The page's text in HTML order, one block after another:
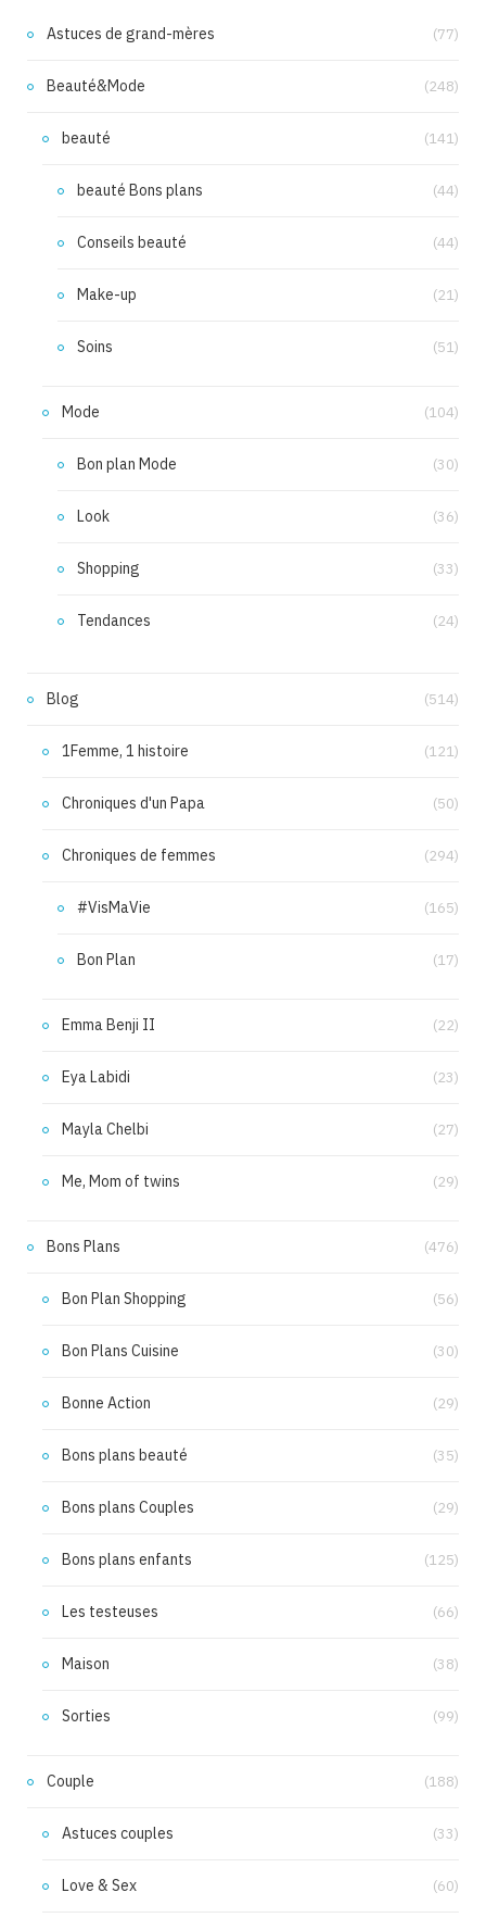
Astuces de grand-mères (77)
Beauté&Mode (248)
beauté (141)
beauté Bons plans (44)
Conseils beauté (44)
Make-up (21)
Soins (51)
Mode (104)
Bon plan Mode (30)
Look (36)
Shopping (33)
Tendances (24)
Blog (514)
1Femme, 1 histoire (121)
Chroniques d'un Papa (50)
Chroniques de femmes (294)
#VisMaVie (165)
Bon Plan (17)
Emma Benji II (22)
Eya Labidi (23)
Mayla Chelbi (27)
Me, Mom of twins (29)
Bons Plans (476)
Bon Plan Shopping (56)
Bon Plans Cuisine (30)
Bonne Action (29)
Bons plans beauté (35)
Bons plans Couples (29)
Bons plans enfants (125)
Les testeuses (66)
Maison (38)
Sorties (99)
Couple (188)
Astuces couples (33)
Love & Sex (60)